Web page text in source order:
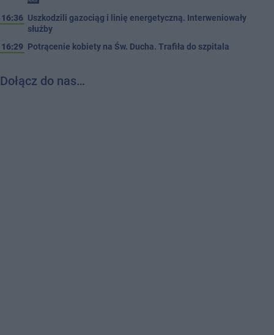
16:36 Uszkodzili gazociąg i linię energetyczną. Interweniowały
służby
16:29 Potrącenie kobiety na Św. Ducha. Trafiła do szpitala
Dołącz do nas…